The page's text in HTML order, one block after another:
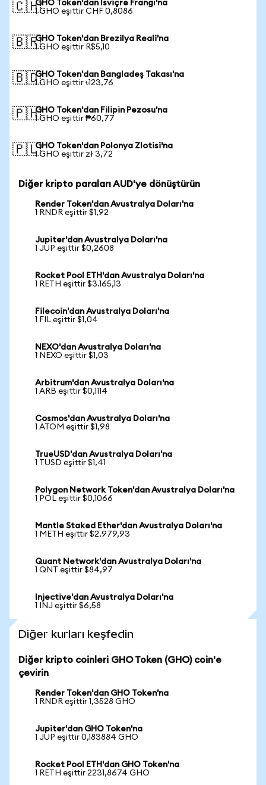
🇨🇭GHO Token'dan İsviçre Frangı'na
1 GHO eşittir CHF 0,8086
🇧🇷GHO Token'dan Brezilya Reali'na
1 GHO eşittir R$5,10
🇧🇩GHO Token'dan Bangladeş Takası'na
1 GHO eşittir ৳123,76
🇵🇭GHO Token'dan Filipin Pezosu'na
1 GHO eşittir ₱60,77
🇵🇱GHO Token'dan Polonya Zlotisi'na
1 GHO eşittir zł 3,72
Diğer kripto paraları AUD'ye dönüştürün
Render Token'dan Avustralya Doları'na
1 RNDR eşittir $1,92
Jupiter'dan Avustralya Doları'na
1 JUP eşittir $0,2608
Rocket Pool ETH'dan Avustralya Doları'na
1 RETH eşittir $3.165,13
Filecoin'dan Avustralya Doları'na
1 FIL eşittir $1,04
NEXO'dan Avustralya Doları'na
1 NEXO eşittir $1,03
Arbitrum'dan Avustralya Doları'na
1 ARB eşittir $0,1114
Cosmos'dan Avustralya Doları'na
1 ATOM eşittir $1,98
TrueUSD'dan Avustralya Doları'na
1 TUSD eşittir $1,41
Polygon Network Token'dan Avustralya Doları'na
1 POL eşittir $0,1066
Mantle Staked Ether'dan Avustralya Doları'na
1 METH eşittir $2.979,93
Quant Network'dan Avustralya Doları'na
1 QNT eşittir $84,97
Injective'dan Avustralya Doları'na
1 INJ eşittir $6,58
Diğer kurları keşfedin
Diğer kripto coinleri GHO Token (GHO) coin'e
çevirin
Render Token'dan GHO Token'na
1 RNDR eşittir 1,3528 GHO
Jupiter'dan GHO Token'na
1 JUP eşittir 0,183884 GHO
Rocket Pool ETH'dan GHO Token'na
1 RETH eşittir 2231,8674 GHO